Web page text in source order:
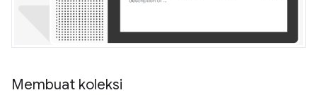
Membuat koleksi